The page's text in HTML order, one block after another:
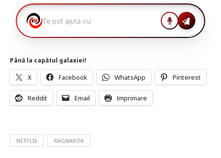
Până la capătul galaxiei!
X Facebook WhatsApp Pinterest
Reddit Email Imprimare
NETFLIX RAGNAROK